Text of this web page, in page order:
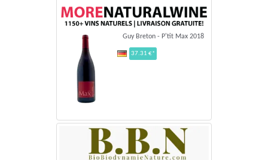
Guy Breton - P'tit Max 2018
37.31 €*